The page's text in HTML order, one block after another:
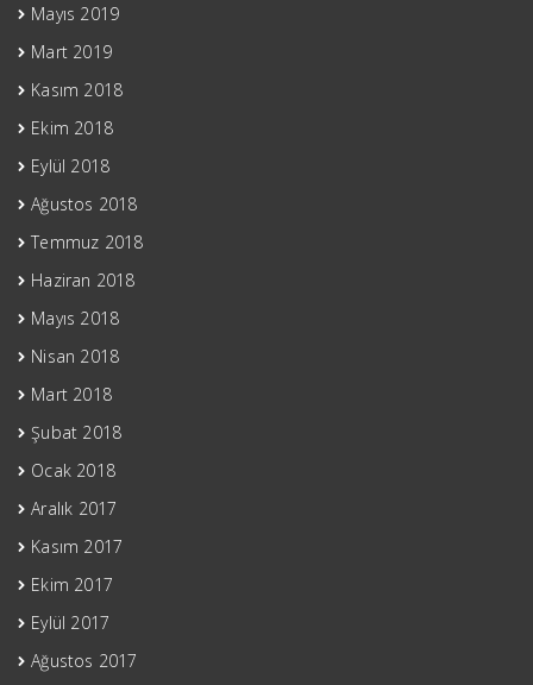
Mayıs 2019
Mart 2019
Kasım 2018
Ekim 2018
Eylül 2018
Ağustos 2018
Temmuz 2018
Haziran 2018
Mayıs 2018
Nisan 2018
Mart 2018
Şubat 2018
Ocak 2018
Aralık 2017
Kasım 2017
Ekim 2017
Eylül 2017
Ağustos 2017